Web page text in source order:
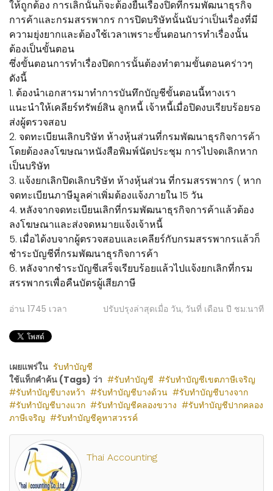
ให้ถูกต้อง การเลิกนั้นก็จะต้องยื่นเรื่องปิดที่กรมพัฒนาธุรกิจ
การค้าและกรมสรรพากร การปิดบริษัทนั้นนับว่าเป็นเรื่องที่มี
ความยุ่งยากและต้องใช้เวลาเพราะขั้นตอนการทำเรื่องนั้น
ต้องเป็นขั้นตอน
ซึ่งขั้นตอนการทำเรื่องปิดการนั้นต้องทำตามขั้นตอนคร่าวๆ
ดังนี้
1. ต้องนำเอกสารมาทำการบันทึกบัญชีขั้นตอนนี้ทางเรา
แนะนำให้เคลียร์ทรัพย์สิน ลูกหนี้ เจ้าหนี้เมื่อปิดงบเรียบร้อยรอ
ส่งผู้ตรวจสอบ
2. จดทะเบียนเลิกบริษัท ห้างหุ้นส่วนที่กรมพัฒนาธุรกิจการค้า
โดยต้องลงโฆษณาหนังสือพิมพ์นัดประชุม การไปจดเลิกหาก
เป็นบริษัท
3. แจ้งยกเลิกปิดเลิกบริษัท ห้างหุ้นส่วน ที่กรมสรรพากร ( หาก
จดทะเบียนภาษีมูลค่าเพิ่มต้องแจ้งภายใน 15 วัน
4. หลังจากจดทะเบียนเลิกที่กรมพัฒนาธุรกิจการค้าแล้วต้อง
ลงโฆษณาและส่งจดหมายแจ้งเจ้าหนี้
5. เมื่อได้งบจากผู้ตรวจสอบและเคลียร์กับกรมสรรพากรแล้วก็
ชำระบัญชีที่กรมพัฒนาธุรกิจการค้า
6. หลังจากชำระบัญชีเสร็จเรียบร้อยแล้วไปแจ้งยกเลิกที่กรม
สรรพากรเพื่อคืนบัตรผู้เสียภาษี
อ่าน 1745 เวลา ปรับปรุงล่าสุดเมื่อ วัน, วันที่ เดือน ปี ชม:นาที
เผยแพร่ใน รับทำบัญชี
ใช้แท็กคำค้น (Tags) ว่า
รับทำบัญชี
รับทำบัญชีเขตภาษีเจริญ
รับทำบัญชีบางหว้า
รับทำบัญชีบางด้วน
รับทำบัญชีบางจาก
รับทำบัญชีบางแวก
รับทำบัญชีคลองขวาง
รับทำบัญชีปากคลอง
ภาษีเจริญ
รับทำบัญชีคูหาสวรรค์
Thai Accounting